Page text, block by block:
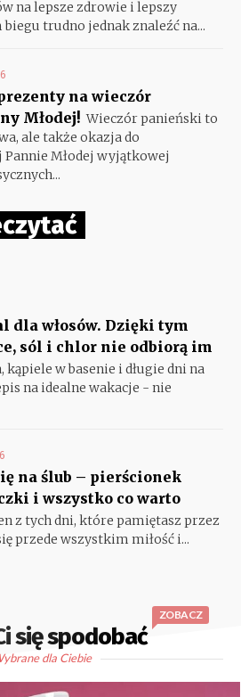
na lepsze zdrowie i lepszy
trudno jednak znaleźć na...
na wieczór
Młodej! Wieczór panieński to
ale także okazja do
Młodej wyjątkowej
dla włosów. Dzięki tym
sól i chlor nie odbiorą im
kąpiele w basenie i długie dni na
na idealne wakacje - nie
na ślub – pierścionek
i wszystko co warto
z tych dni, które pamiętasz przez
przede wszystkim miłość i...
się spodobać
ZOBACZ
dla Ciebie